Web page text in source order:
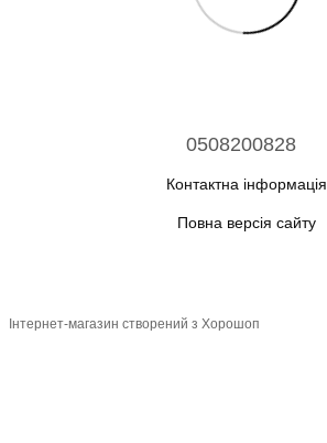
0508200828
Контактна інформація
Повна версія сайту
Інтернет-магазин створений з Хорошоп